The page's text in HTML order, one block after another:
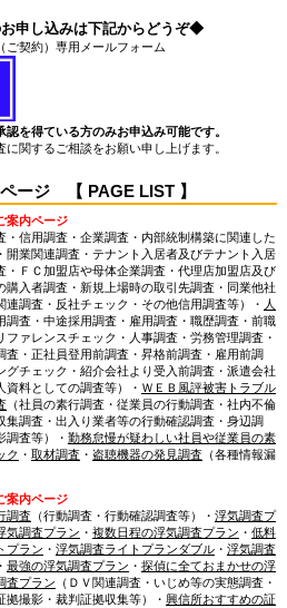
申し込みは下記からどうぞ◆
契約）専用メールフォーム
を得ている方のみお申込み可能です。
関するご相談をお願い申し上げます。
ージ 【 PAGE LIST 】
案内ページ
・信用調査・企業調査・内部統制構築に関連した
業関連調査・テナント入居者及びテナント入居
ＦＣ加盟店や母体企業調査・代理店加盟店及び
入者調査・新規上場時の取引先調査・同業他社
調査・反社チェック・その他信用調査等）・ 人
調査・中途採用調査・雇用調査・職歴調査・前職
ァレンスチェック・人事調査・労務管理調査・
・正社員登用前調査・昇格前調査・雇用前調
チェック・紹介会社より受入前調査・派遣会社
料としての調査等）・ ＷＥＢ風評被害トラブル
（社員の素行調査・従業員の行動調査・社内不倫
調査・出入り業者等の行動確認調査・身辺調
調査等）・ 勤務怠慢が疑わしい社員や従業員の素
ク ・ 取材調査・ 盗聴機器の発見調査（各種情報漏
案内ページ
調査（行動調査・行動確認調査等）・ 浮気調査プ
気調査プラン ・ 複数日程の浮気調査プラン ・ 低料
プラン ・ 浮気調査ライトプランダブル・ 浮気調査
・ 最強の浮気調査プラン ・ 探偵に全ておまかせの浮
査プラン （ＤＶ関連調査・いじめ等の実態調査・
撮影・裁判証拠収集等）・ 興信所おすすめの証